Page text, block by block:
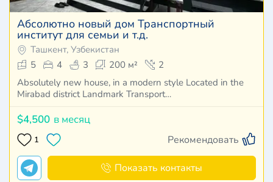
Абсолютно новый дом Транспортный
институт для семьи и т.д.
Ташкент, Узбекистан
5
4 3 200 м²
2
Absolutely new house, in a modern style Located in the
Mirabad district Landmark Transport…
$4,500 в месяц
1 Рекомендовать
Показать контакты